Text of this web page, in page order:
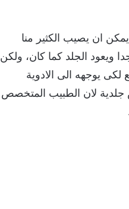
ان يصيب الكثير منا
ويعود الجلد كما كان، ولكن
يوجهه الى الادوية
لان الطبيب المتخصص